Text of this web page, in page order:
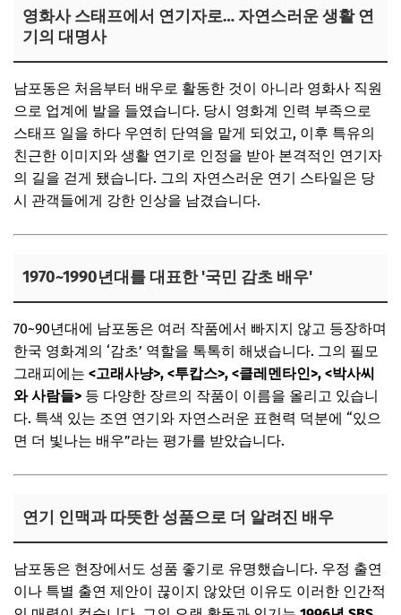
영화사 스태프에서 연기자로… 자연스러운 생활 연
기의 대명사
남포동은 처음부터 배우로 활동한 것이 아니라 영화사 직원
으로 업계에 발을 들였습니다. 당시 영화계 인력 부족으로
스태프 일을 하다 우연히 단역을 맡게 되었고, 이후 특유의
친근한 이미지와 생활 연기로 인정을 받아 본격적인 연기자
의 길을 걷게 됐습니다. 그의 자연스러운 연기 스타일은 당
시 관객들에게 강한 인상을 남겼습니다.
1970~1990년대를 대표한 '국민 감초 배우'
70~90년대에 남포동은 여러 작품에서 빠지지 않고 등장하며
한국 영화계의 ‘감초’ 역할을 톡톡히 해냈습니다. 그의 필모
그래피에는 <고래사냥>, <투캅스>, <클레멘타인>, <박사씨
와 사람들> 등 다양한 장르의 작품이 이름을 올리고 있습니
다. 특색 있는 조연 연기와 자연스러운 표현력 덕분에 “있으
면 더 빛나는 배우”라는 평가를 받았습니다.
연기 인맥과 따뜻한 성품으로 더 알려진 배우
남포동은 현장에서도 성품 좋기로 유명했습니다. 우정 출연
이나 특별 출연 제안이 끊이지 않았던 이유도 이러한 인간적